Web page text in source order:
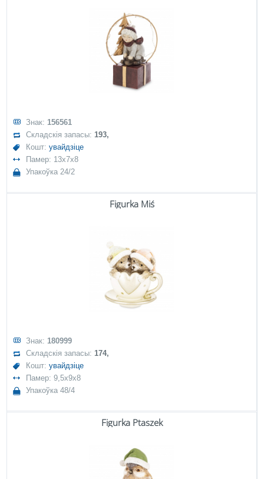
Знак: 156561
Складскія запасы:193,
Кошт:увайдзіце
Памер: 13x7x8
Упакоўка 24/2
Figurka Miś
Знак: 180999
Складскія запасы:174,
Кошт:увайдзіце
Памер: 9,5x9x8
Упакоўка 48/4
Figurka Ptaszek